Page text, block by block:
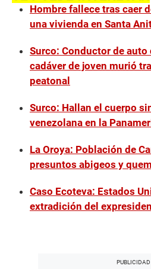
Hombre fallece tras caer
una vivienda en Santa
Surco: Conductor de auto
cadáver de joven murió
peatonal
Surco: Hallan el cuerpo
venezolana en la
La Oroya: Población de
presuntos abigeos y
Caso Ecoteva: Estados
extradición del